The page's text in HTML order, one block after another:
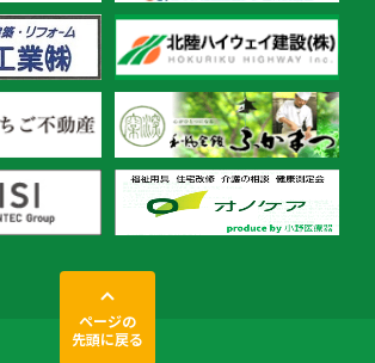
ページの
先頭に戻る